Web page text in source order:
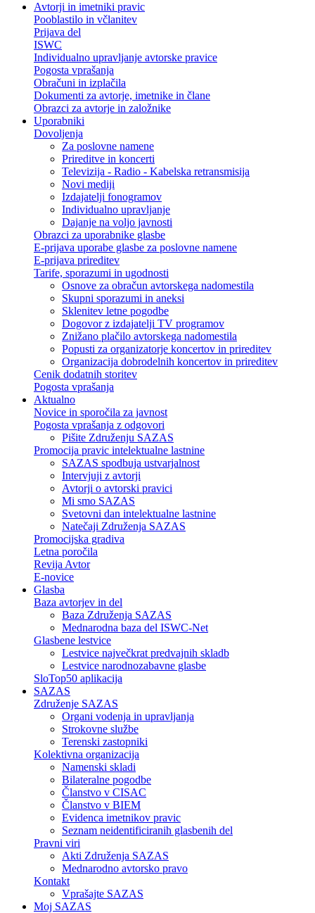
Avtorji in imetniki pravic
Pooblastilo in včlanitev
Prijava del
ISWC
Individualno upravljanje avtorske pravice
Pogosta vprašanja
Obračuni in izplačila
Dokumenti za avtorje, imetnike in člane
Obrazci za avtorje in založnike
Uporabniki
Dovoljenja
Za poslovne namene
Prireditve in koncerti
Televizija - Radio - Kabelska retransmisija
Novi mediji
Izdajatelji fonogramov
Individualno upravljanje
Dajanje na voljo javnosti
Obrazci za uporabnike glasbe
E-prijava uporabe glasbe za poslovne namene
E-prijava prireditev
Tarife, sporazumi in ugodnosti
Osnove za obračun avtorskega nadomestila
Skupni sporazumi in aneksi
Sklenitev letne pogodbe
Dogovor z izdajatelji TV programov
Znižano plačilo avtorskega nadomestila
Popusti za organizatorje koncertov in prireditev
Organizacija dobrodelnih koncertov in prireditev
Cenik dodatnih storitev
Pogosta vprašanja
Aktualno
Novice in sporočila za javnost
Pogosta vprašanja z odgovori
Pišite Združenju SAZAS
Promocija pravic intelektualne lastnine
SAZAS spodbuja ustvarjalnost
Intervjuji z avtorji
Avtorji o avtorski pravici
Mi smo SAZAS
Svetovni dan intelektualne lastnine
Natečaji Združenja SAZAS
Promocijska gradiva
Letna poročila
Revija Avtor
E-novice
Glasba
Baza avtorjev in del
Baza Združenja SAZAS
Mednarodna baza del ISWC-Net
Glasbene lestvice
Lestvice največkrat predvajnih skladb
Lestvice narodnozabavne glasbe
SloTop50 aplikacija
SAZAS
Združenje SAZAS
Organi vodenja in upravljanja
Strokovne službe
Terenski zastopniki
Kolektivna organizacija
Namenski skladi
Bilateralne pogodbe
Članstvo v CISAC
Članstvo v BIEM
Evidenca imetnikov pravic
Seznam neidentificiranih glasbenih del
Pravni viri
Akti Združenja SAZAS
Mednarodno avtorsko pravo
Kontakt
Vprašajte SAZAS
Moj SAZAS